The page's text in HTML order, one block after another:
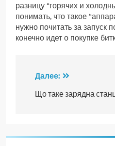
разницу “горячих и
понимать, что такое
нужно почитать за запуск
конечно идет о покупке
Навигация
по
Далее:
Що таке зарядна